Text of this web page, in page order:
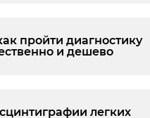
пройти диагностику
и дешево
легких